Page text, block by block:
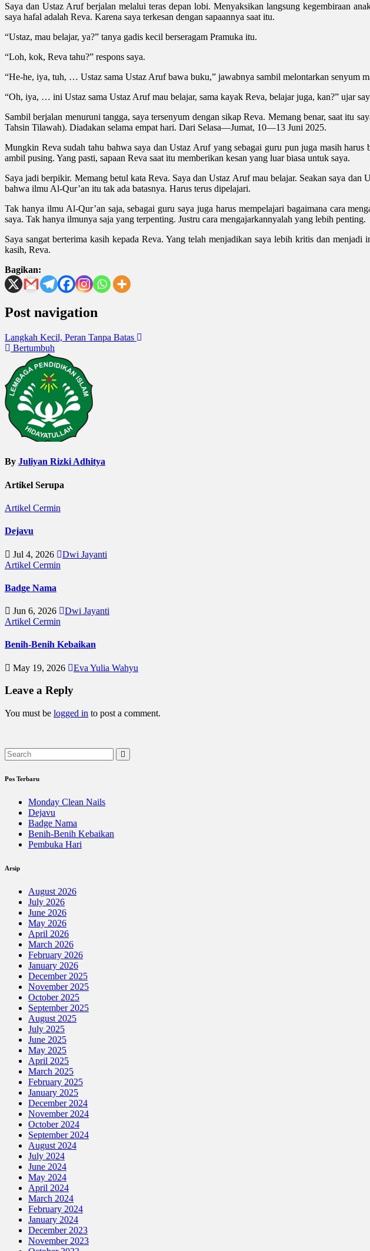
Saya dan Ustaz Aruf berjalan melalui teras depan lobi. Menyaksikan langsung kegembiraan
saya hafal adalah Reva. Karena saya terkesan dengan sapaannya saat itu.
“Ustaz, mau belajar, ya?” tanya gadis kecil berseragam Pramuka itu.
“Loh, kok, Reva tahu?” respons saya.
“He-he, iya, tuh, … Ustaz sama Ustaz Aruf bawa buku,” jawabnya sambil melontarkan senyum
“Oh, iya, … ini Ustaz sama Ustaz Aruf mau belajar, sama kayak Reva, belajar juga, kan?” ujar
Sambil berjalan menuruni tangga, saya tersenyum dengan sikap Reva. Memang benar, saat
Tahsin Tilawah). Diadakan selama empat hari. Dari Selasa—Jumat, 10—13 Juni 2025.
Mungkin Reva sudah tahu bahwa saya dan Ustaz Aruf yang sebagai guru pun juga masih
ambil pusing. Yang pasti, sapaan Reva saat itu memberikan kesan yang luar biasa untuk saya.
Saya jadi berpikir. Memang betul kata Reva. Saya dan Ustaz Aruf mau belajar. Seakan saya
bahwa ilmu Al-Qur’an itu tak ada batasnya. Harus terus dipelajari.
Tak hanya ilmu Al-Qur’an saja, sebagai guru saya juga harus mempelajari bagaimana cara
saya. Tak hanya ilmunya saja yang terpenting. Justru cara mengajarkannyalah yang lebih penting.
Saya sangat berterima kasih kepada Reva. Yang telah menjadikan saya lebih kritis dan
kasih, Reva.
Bagikan:
Post navigation
Langkah Kecil, Peran Tanpa Batas
Bertumbuh
By Juliyan Rizki Adhitya
Artikel Serupa
Artikel Cermin
Dejavu
Jul 4, 2026
Dwi Jayanti
Artikel Cermin
Badge Nama
Jun 6, 2026
Dwi Jayanti
Artikel Cermin
Benih-Benih Kebaikan
May 19, 2026 Eva Yulia Wahyu
Leave a Reply
You must be logged in to post a comment.
Pos Terbaru
Monday Clean Nails
Dejavu
Badge Nama
Benih-Benih Kebaikan
Pembuka Hari
Arsip
August 2026
July 2026
June 2026
May 2026
April 2026
March 2026
February 2026
January 2026
December 2025
November 2025
October 2025
September 2025
August 2025
July 2025
June 2025
May 2025
April 2025
March 2025
February 2025
January 2025
December 2024
November 2024
October 2024
September 2024
August 2024
July 2024
June 2024
May 2024
April 2024
March 2024
February 2024
January 2024
December 2023
November 2023